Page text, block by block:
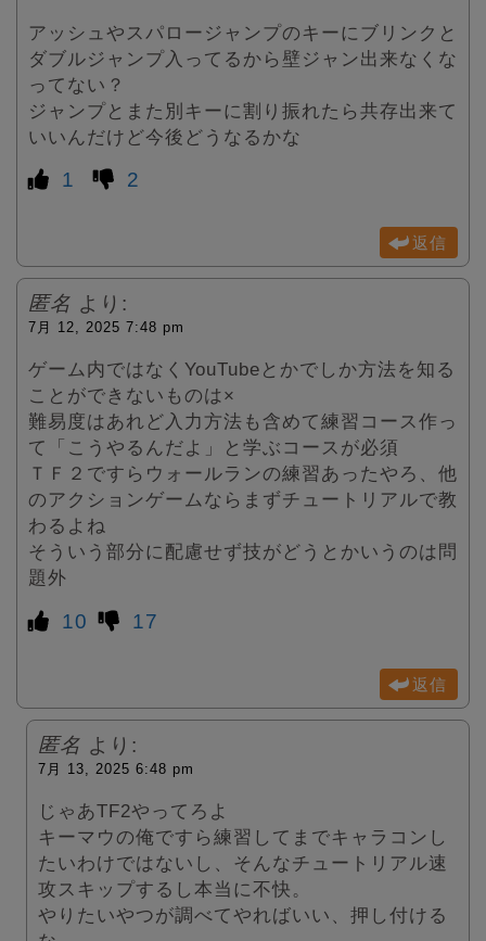
アッシュやスパロージャンプのキーにブリンクと
ダブルジャンプ入ってるから壁ジャン出来なくな
ってない？
ジャンプとまた別キーに割り振れたら共存出来て
いいんだけど今後どうなるかな
1 2
返信
匿名 より:
7月 12, 2025 7:48 pm
ゲーム内ではなくYouTubeとかでしか方法を知る
ことができないものは×
難易度はあれど入力方法も含めて練習コース作っ
て「こうやるんだよ」と学ぶコースが必須
ＴＦ２ですらウォールランの練習あったやろ、他
のアクションゲームならまずチュートリアルで教
わるよね
そういう部分に配慮せず技がどうとかいうのは問
題外
10 17
返信
匿名 より:
7月 13, 2025 6:48 pm
じゃあTF2やってろよ
キーマウの俺ですら練習してまでキャラコンし
たいわけではないし、そんなチュートリアル速
攻スキップするし本当に不快。
やりたいやつが調べてやればいい、押し付ける